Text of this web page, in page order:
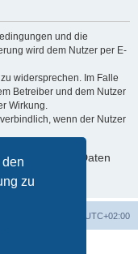
zu
und die
wird dem Nutzer per E-
widersprechen. Im Falle
Betreiber und dem Nutzer
Wirkung.
wenn der Nutzer
persönlichen Daten
UTC+02:00
Limited